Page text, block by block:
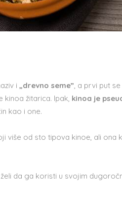
i „drevno seme”, a prvi put
kinoa žitarica. Ipak, kinoa je
kao i one.
više od sto tipova kinoe, ali ona
da ga koristi u svojim